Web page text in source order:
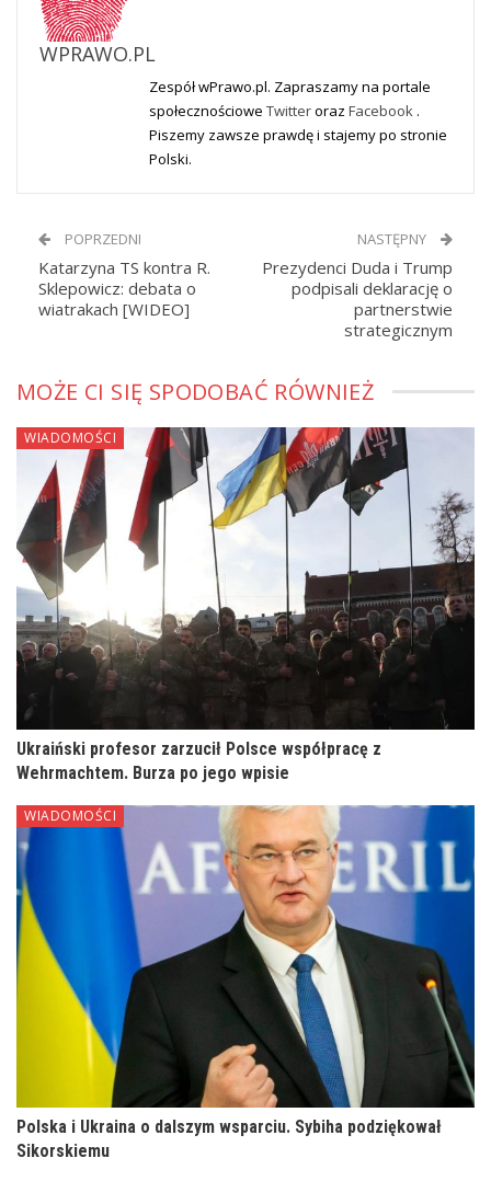
WPRAWO.PL
Zespół wPrawo.pl. Zapraszamy na portale
społecznościowe Twitteroraz Facebook .
Piszemy zawsze prawdę i stajemy po stronie
Polski.
POPRZEDNI
Katarzyna TS kontra R.
Sklepowicz: debata o
wiatrakach [WIDEO]
NASTĘPNY
Prezydenci Duda i Trump
podpisali deklarację o
partnerstwie
strategicznym
MOŻE CI SIĘ SPODOBAĆ RÓWNIEŻ
WIADOMOŚCI
Ukraiński profesor zarzucił Polsce współpracę z
Wehrmachtem. Burza po jego wpisie
WIADOMOŚCI
Polska i Ukraina o dalszym wsparciu. Sybiha podziękował
Sikorskiemu